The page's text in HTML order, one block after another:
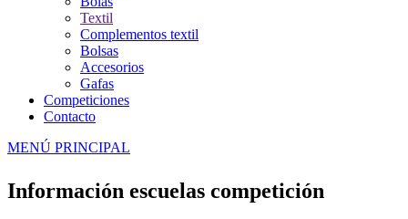
Textil
Complementos textil
Bolsas
Accesorios
Gafas
Competiciones
Contacto
MENÚ PRINCIPAL
Información escuelas competición